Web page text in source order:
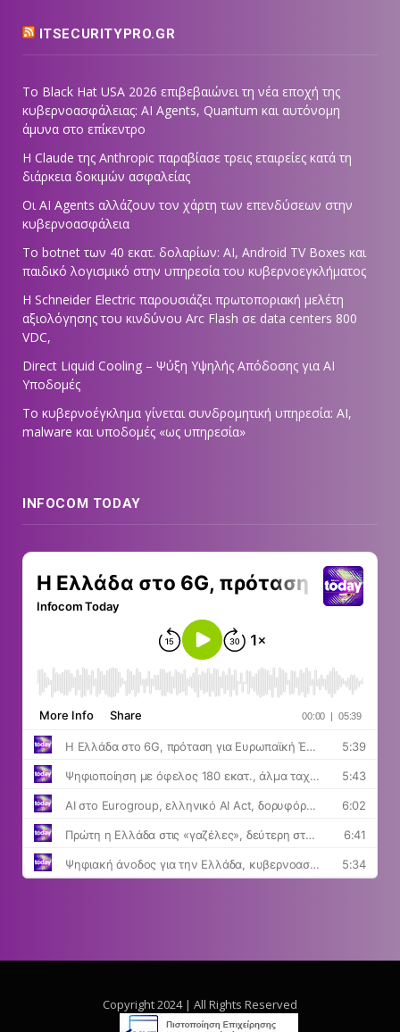
ITSECURITYPRO.GR
Το Black Hat USA 2026 επιβεβαιώνει τη νέα εποχή της
κυβερνοασφάλειας: AI Agents, Quantum και αυτόνομη
άμυνα στο επίκεντρο
Η Claude της Anthropic παραβίασε τρεις εταιρείες κατά τη
διάρκεια δοκιμών ασφαλείας
Οι AI Agents αλλάζουν τον χάρτη των επενδύσεων στην
κυβερνοασφάλεια
Το botnet των 40 εκατ. δολαρίων: AI, Android TV Boxes και
παιδικό λογισμικό στην υπηρεσία του κυβερνοεγκλήματος
Η Schneider Electric παρουσιάζει πρωτοποριακή μελέτη
αξιολόγησης του κινδύνου Arc Flash σε data centers 800
VDC,
Direct Liquid Cooling – Ψύξη Υψηλής Απόδοσης για AI
Υποδομές
Το κυβερνοέγκλημα γίνεται συνδρομητική υπηρεσία: AI,
malware και υποδομές «ως υπηρεσία»
INFOCOM TODAY
Copyright 2024 | All Rights Reserved